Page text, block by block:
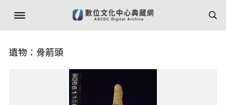
遺物：骨箭頭